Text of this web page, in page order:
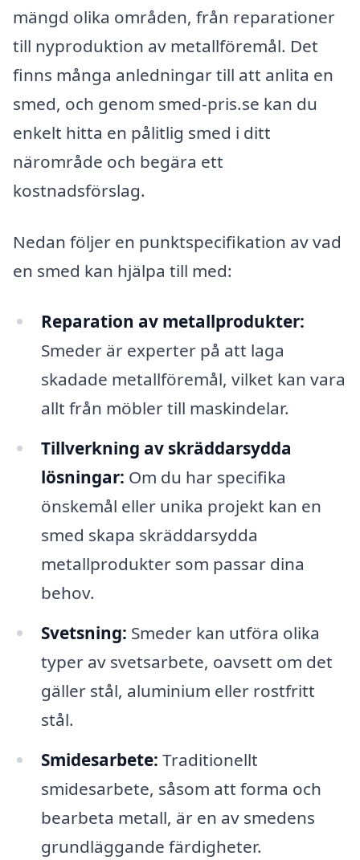
mängd olika områden, från reparationer
till nyproduktion av metallföremål. Det
finns många anledningar till att anlita en
smed, och genom smed-pris.se kan du
enkelt hitta en pålitlig smed i ditt
närområde och begära ett
kostnadsförslag.
Nedan följer en punktspecifikation av vad
en smed kan hjälpa till med:
Reparation av metallprodukter:
Smeder är experter på att laga
skadade metallföremål, vilket kan vara
allt från möbler till maskindelar.
Tillverkning av skräddarsydda
lösningar: Om du har specifika
önskemål eller unika projekt kan en
smed skapa skräddarsydda
metallprodukter som passar dina
behov.
Svetsning: Smeder kan utföra olika
typer av svetsarbete, oavsett om det
gäller stål, aluminium eller rostfritt
stål.
Smidesarbete: Traditionellt
smidesarbete, såsom att forma och
bearbeta metall, är en av smedens
grundläggande färdigheter.